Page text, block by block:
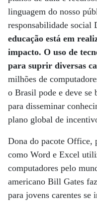
linguagem do nosso
responsabilidade social
educação está em
impacto. O uso de
para suprir diversas
milhões de
o Brasil pode e deve se
para disseminar
plano global de
Dona do pacote Office,
como Word e Excel
computadores pelo
americano Bill Gates
para jovens carentes se